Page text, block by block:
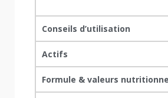
Conseils d’utilisation
Actifs
Formule & valeurs